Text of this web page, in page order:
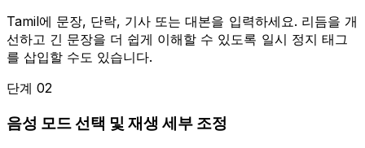
Tamil에 문장, 단락, 기사 또는 대본을 입력하세요. 리듬을 개
선하고 긴 문장을 더 쉽게 이해할 수 있도록 일시 정지 태그
를 삽입할 수도 있습니다.
단계 02
음성 모드 선택 및 재생 세부 조정